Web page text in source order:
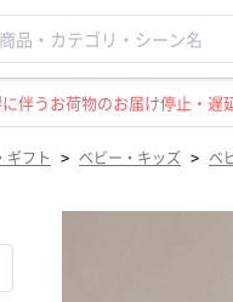
伴うお荷物のお届け停止・遅
ギフト > ベビー・キッズ > ベ